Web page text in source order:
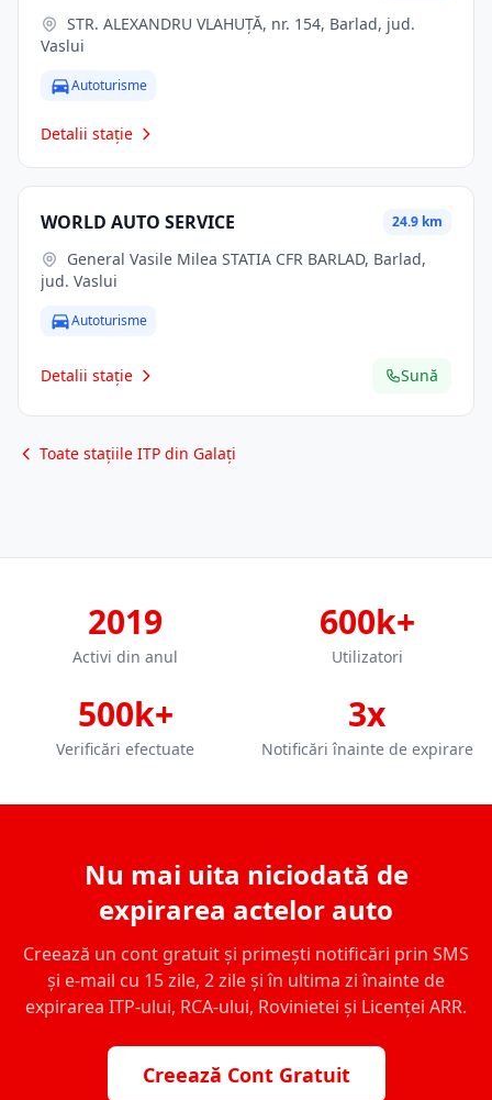
Vaslui
Autoturisme
Detalii stație
WORLD AUTO SERVICE 24.9 km
jud. Vaslui
Autoturisme
Detalii stație Sună
Toate stațiile ITP din Galați
2019
Activi din anul
600k+
Utilizatori
500k+
Verificări efectuate
3x
Notificări înainte de expirare
Nu mai uita niciodată de
expirarea actelor auto
Creează un cont gratuit și primești notificări prin SMS
și e-mail cu 15 zile, 2 zile și în ultima zi înainte de
expirarea ITP-ului, RCA-ului, Rovinietei și Licenței ARR.
Creează Cont Gratuit